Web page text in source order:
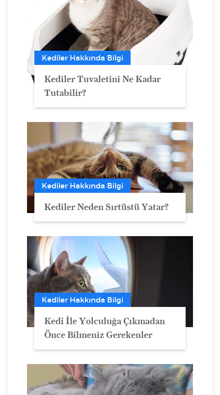
Kediler Hakkında Bilgi
Kediler Tuvaletini Ne Kadar
Tutabilir?
Kediler Hakkında Bilgi
Kediler Neden Sırtüstü Yatar?
Kediler Hakkında Bilgi
Kedi İle Yolculuğa Çıkmadan
Önce Bilmeniz Gerekenler